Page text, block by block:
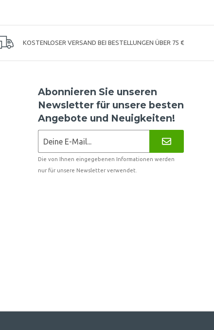
KOSTENLOSER VERSAND BEI BESTELLUNGEN ÜBER 75 €
Abonnieren Sie unseren
Newsletter für unsere besten
Angebote und Neuigkeiten!
Die von Ihnen eingegebenen Informationen werden
nur für unsere Newsletter verwendet.